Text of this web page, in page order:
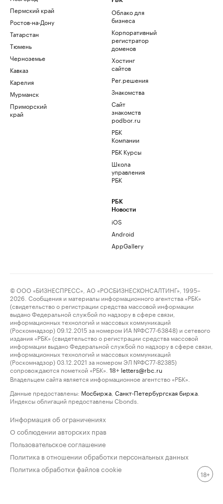
Пермский край
Ростов-на-Дону
Татарстан
Тюмень
Черноземье
Кавказ
Карелия
Мурманск
Приморский
край
Облако для
бизнеса
Корпоративный
регистратор
доменов
Хостинг
сайтов
Рег.решения
Знакомства
Сайт
знакомств
podbor.ru
РБК
Компании
РБК Курсы
Школа
управления
РБК
РБК
Новости
iOS
Android
AppGallery
© ООО «БИЗНЕСПРЕСС», АО «РОСБИЗНЕСКОНСАЛТИНГ», 1995–
2026. Сообщения и материалы информационного агентства «РБК»
(свидетельство о регистрации средства массовой информации
выдано Федеральной службой по надзору в сфере связи,
информационных технологий и массовых коммуникаций
(Роскомнадзор) 09.12.2015 за номером ИА №ФС77-63848) и сетевого
издания «РБК» (свидетельство о регистрации средства массовой
информации выдано Федеральной службой по надзору в сфере связи,
информационных технологий и массовых коммуникаций
(Роскомнадзор) 03.12.2021 за номером ЭЛ №ФС77-82385)
сопровождаются пометкой «РБК».
18+ letters@rbc.ru
Владельцем сайта является информационное агентство «РБК».
Данные предоставлены: Мосбиржа Санкт-Петербургская биржа
Индексы облигаций предоставлены Cbonds.
Информация об ограничениях
О соблюдении авторских прав
Пользовательское соглашение
Политика в отношении обработки персональных данных
Политика обработки файлов cookie
18+